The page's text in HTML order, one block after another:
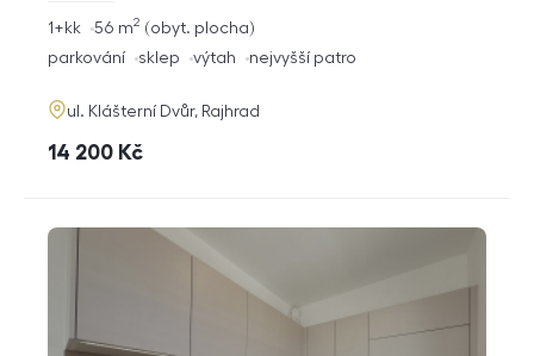
rozměry
dispozice
1+kk obyt. plocha
56 m2
funkce
parkování sklep výtah nejvyšší patro
adresa
ul. Klášterní Dvůr, Rajhrad
cena
14 200 Kč